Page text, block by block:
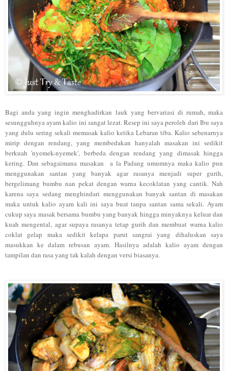
Bagi anda yang ingin menghadirkan lauk yang bervariasi di rumah, maka
sesungguhnya ayam kalio ini sangat lezat. Resep ini saya peroleh dari Ibu saya
yang dulu sering sekali memasak kalio ketika Lebaran tiba. Kalio sebenarnya
mirip dengan rendang, yang membedakan hanyalah masakan ini sedikit
berkuah 'nyemek-nyemek', berbeda dengan rendang yang dimasak hingga
kering. Dan sebagaimana masakan a la Padang umumnya maka kalio pun
menggunakan santan yang banyak agar rasanya menjadi super gurih,
bergelimang bumbu nan pekat dengan warna kecoklatan yang cantik. Nah
karena saya sedang menghindari menggunakan banyak santan di masakan
maka untuk kalio ayam kali ini saya buat tanpa santan sama sekali. Ayam
cukup saya masak bersama bumbu yang banyak hingga minyaknya keluar dan
kuah mengental, agar supaya rasanya tetap gurih dan membuat warna kalio
coklat gelap maka sedikit kelapa parut sangrai yang dihaluskan saya
masukkan ke dalam rebusan ayam. Hasilnya adalah kalio ayam dengan
tampilan dan rasa yang tak kalah dengan versi biasanya.